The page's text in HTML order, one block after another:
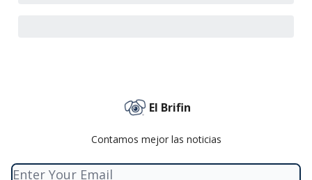
El Brifin
Contamos mejor las noticias